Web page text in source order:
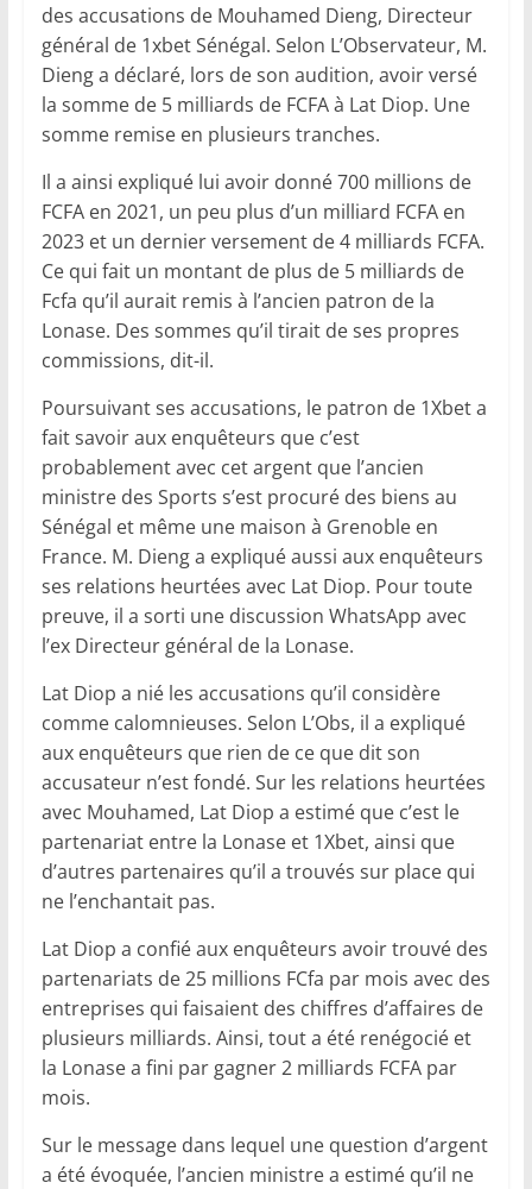
des accusations de Mouhamed Dieng, Directeur
général de 1xbet Sénégal. Selon L’Observateur, M.
Dieng a déclaré, lors de son audition, avoir versé
la somme de 5 milliards de FCFA à Lat Diop. Une
somme remise en plusieurs tranches.
Il a ainsi expliqué lui avoir donné 700 millions de
FCFA en 2021, un peu plus d’un milliard FCFA en
2023 et un dernier versement de 4 milliards FCFA.
Ce qui fait un montant de plus de 5 milliards de
Fcfa qu’il aurait remis à l’ancien patron de la
Lonase. Des sommes qu’il tirait de ses propres
commissions, dit-il.
Poursuivant ses accusations, le patron de 1Xbet a
fait savoir aux enquêteurs que c’est
probablement avec cet argent que l’ancien
ministre des Sports s’est procuré des biens au
Sénégal et même une maison à Grenoble en
France. M. Dieng a expliqué aussi aux enquêteurs
ses relations heurtées avec Lat Diop. Pour toute
preuve, il a sorti une discussion WhatsApp avec
l’ex Directeur général de la Lonase.
Lat Diop a nié les accusations qu’il considère
comme calomnieuses. Selon L’Obs, il a expliqué
aux enquêteurs que rien de ce que dit son
accusateur n’est fondé. Sur les relations heurtées
avec Mouhamed, Lat Diop a estimé que c’est le
partenariat entre la Lonase et 1Xbet, ainsi que
d’autres partenaires qu’il a trouvés sur place qui
ne l’enchantait pas.
Lat Diop a confié aux enquêteurs avoir trouvé des
partenariats de 25 millions FCfa par mois avec des
entreprises qui faisaient des chiffres d’affaires de
plusieurs milliards. Ainsi, tout a été renégocié et
la Lonase a fini par gagner 2 milliards FCFA par
mois.
Sur le message dans lequel une question d’argent
a été évoquée, l’ancien ministre a estimé qu’il ne